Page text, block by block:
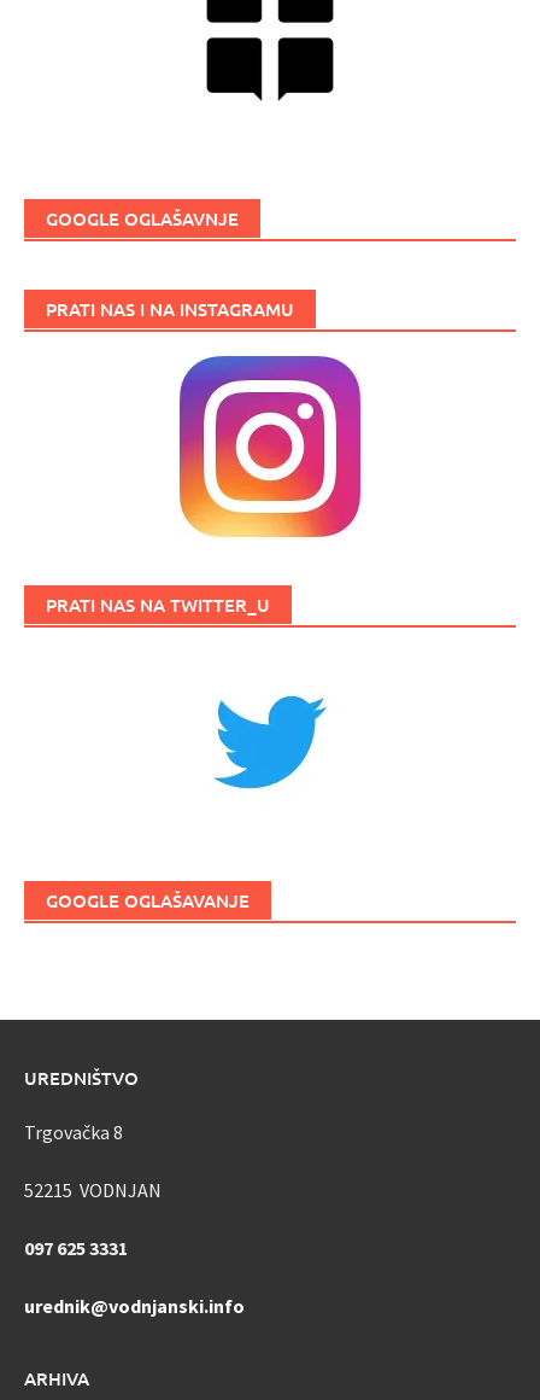
GOOGLE OGLAŠAVNJE
PRATI NAS I NA INSTAGRAMU
PRATI NAS NA TWITTER_U
GOOGLE OGLAŠAVANJE
UREDNIŠTVO
Trgovačka 8
52215 VODNJAN
097 625 3331
urednik@vodnjanski.info
ARHIVA